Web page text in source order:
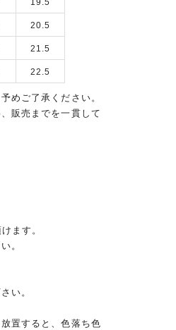
19.5
20.5
21.5
22.5
めご了承ください。
販売までを一貫して
ます。
。
い。
置すると、色落ち色